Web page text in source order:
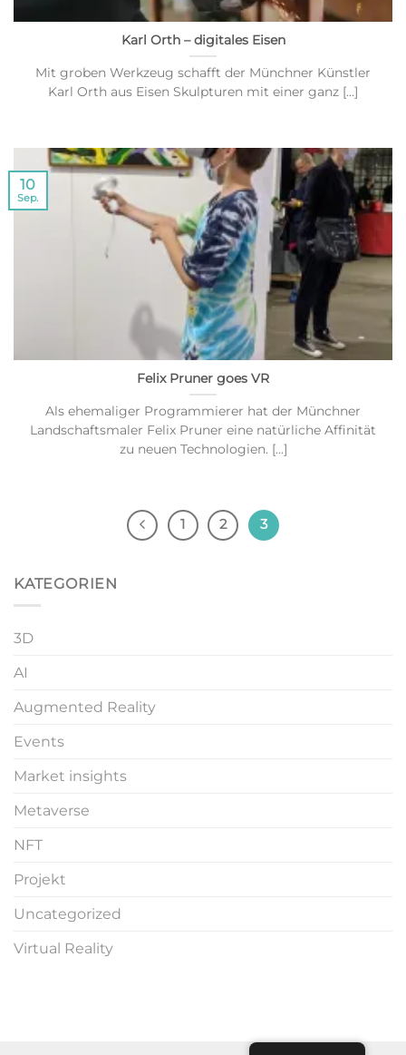
Karl Orth – digitales Eisen
Mit groben Werkzeug schafft der Münchner Künstler
Karl Orth aus Eisen Skulpturen mit einer ganz [...]
Felix Pruner goes VR
Als ehemaliger Programmierer hat der Münchner
Landschaftsmaler Felix Pruner eine natürliche Affinität
zu neuen Technologien. [...]
10
Sep.
1 2 3
KATEGORIEN
3D
AI
Augmented Reality
Events
Market insights
Metaverse
NFT
Projekt
Uncategorized
Virtual Reality